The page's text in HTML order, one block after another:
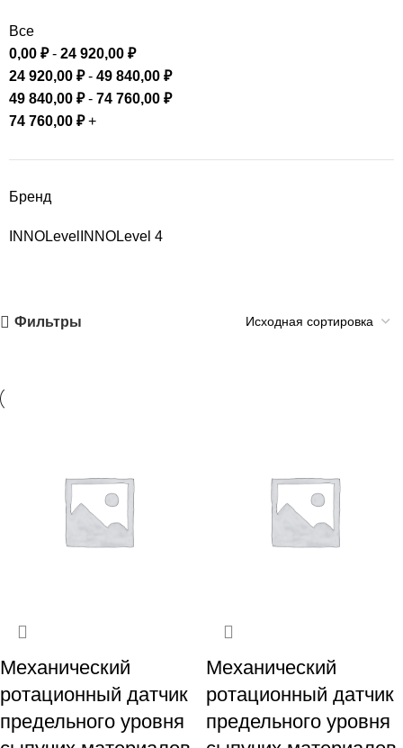
Все
0,00 ₽- 24 920,00 ₽
24 920,00 ₽- 49 840,00 ₽
49 840,00 ₽- 74 760,00 ₽
74 760,00 ₽+
Бренд
INNOLevel INNOLevel 4
Фильтры
Механический
ротационный датчик
предельного уровня
Механический
ротационный датчик
предельного уровня